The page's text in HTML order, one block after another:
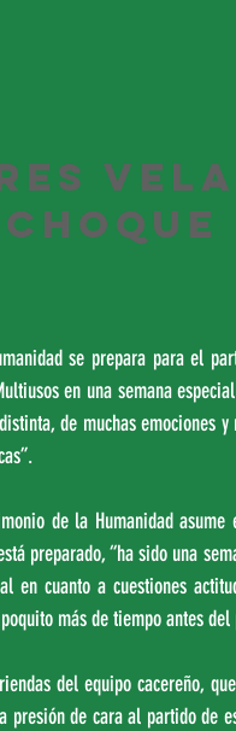
se prepara para el
en una semana
de muchas emociones
de la Humanidad
preparado, “ha sido una
en cuanto a cuestiones
más de tiempo antes
del equipo cacereño,
presión de cara al partido de